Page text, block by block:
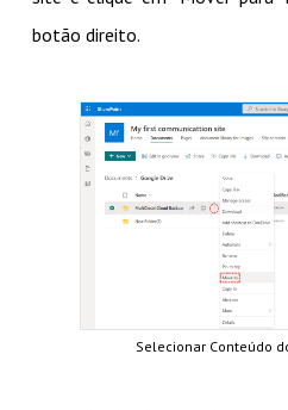
botão direito.
Selecionar Conteúdo